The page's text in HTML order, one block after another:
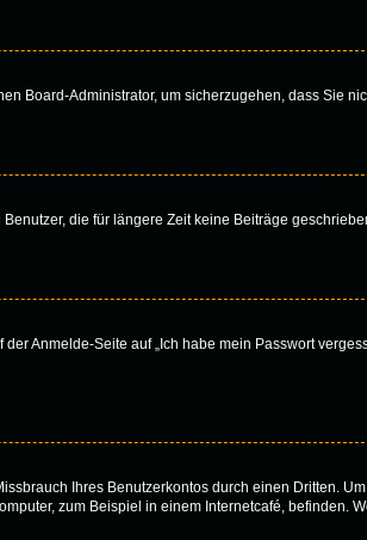
Board-Administrator, um sicherzugehen, dass Sie
die für längere Zeit keine Beiträge
Anmelde-Seite auf „Ich habe mein Passwort
Ihres Benutzerkontos durch einen Dritten.
zum Beispiel in einem Internetcafé, befinden.